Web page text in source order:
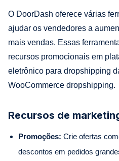
O DoorDash oferece várias
ajudar os vendedores a
mais vendas. Essas
recursos promocionais em
eletrônico para dropshipping
WooCommerce dropshipping.
Recursos de
Promoções: Crie ofertas
descontos em pedidos